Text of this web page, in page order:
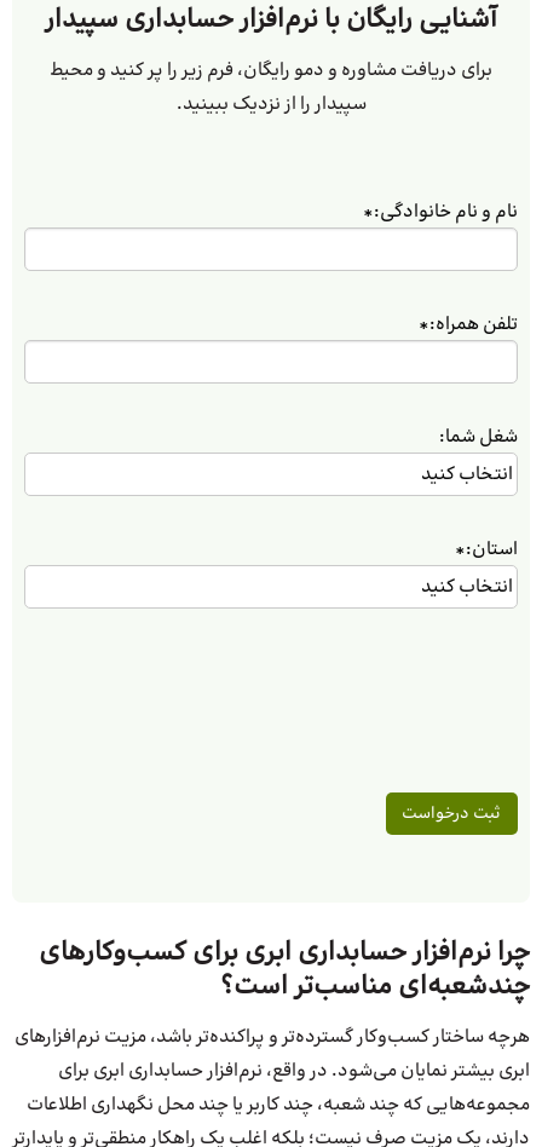
آشنایی رایگان با نرم‌افزار حسابداری سپیدار
برای دریافت مشاوره و دمو رایگان، فرم زیر را پر کنید و محیط
سپیدار را از نزدیک ببینید.
نام و نام خانوادگی:*
تلفن همراه:*
شغل شما:
استان:*
چرا نرم‌افزار حسابداری ابری برای کسب‌وکارهای
چندشعبه‌ای مناسب‌تر است؟
هرچه ساختار کسب‌وکار گسترده‌تر و پراکنده‌تر باشد، مزیت نرم‌افزارهای
ابری بیشتر نمایان می‌شود. در واقع، نرم‌افزار حسابداری ابری برای
مجموعه‌هایی که چند شعبه، چند کاربر یا چند محل نگهداری اطلاعات
دارند، یک مزیت صرف نیست؛ بلکه اغلب یک راهکار منطقی‌تر و پایدارتر